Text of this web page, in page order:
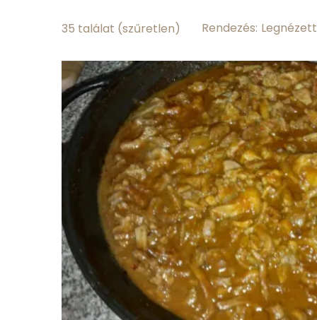
zsírtartalom 0 g
Hány kalória
Top ásványi anyagok
35 találat (szűretlen) Rendezés: